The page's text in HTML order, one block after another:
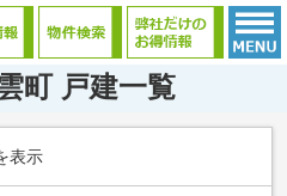
町 戸建一覧
表示